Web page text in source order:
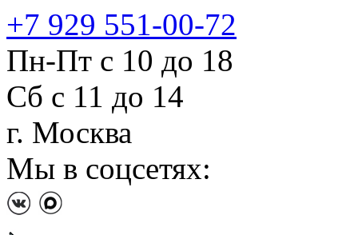
+7 929 551-00-72
Пн-Пт с 10 до 18
Сб с 11 до 14
г. Москва
Мы в соцсетях: